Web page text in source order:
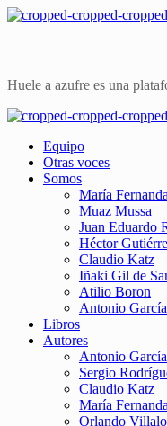
Saltar
Huele a azufre es una
Primary
Equipo
Otras voces
Somos
María
Muaz Mussa
Juan Eduardo
Héctor
Claudio Katz
Iñaki Gil de
Atilio Boron
Antonio García
Libros
Autores
Antonio García
Sergio
Claudio Katz
María
Orlando